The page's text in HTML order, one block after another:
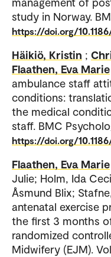
study in Norway.
https://doi.org/
Häikiö, Kristin ;
Flaathen, Eva Marie
ambulance staff
conditions:
the medical
staff. BMC
https://doi.org/
Flaathen, Eva Marie
Julie; Holm, Ida
Åsmund Blix;
antenatal exercise
the first 3 months
randomized
Midwifery (EJM).